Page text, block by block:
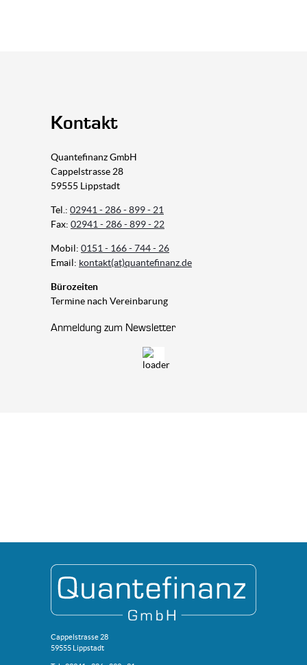
Kontakt
Quantefinanz GmbH
Cappelstrasse 28
59555 Lippstadt
Tel.: 02941 - 286 - 899 - 21
Fax: 02941 - 286 - 899 - 22
Mobil: 0151 - 166 - 744 - 26
Email: kontakt(at)quantefinanz.de
Bürozeiten
Termine nach Vereinbarung
Anmeldung zum Newsletter
Quantefinanz
Cappelstrasse 28
59555 Lippstadt